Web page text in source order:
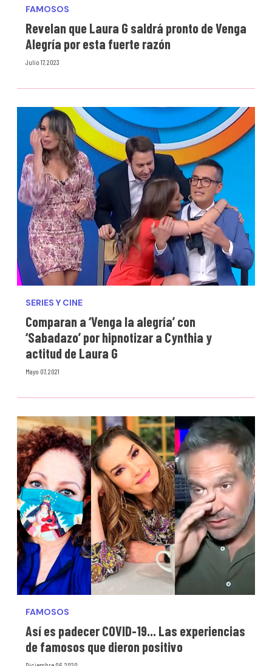
FAMOSOS
Revelan que Laura G saldrá pronto de Venga
Alegría por esta fuerte razón
Julio 17, 2023
SERIES Y CINE
Comparan a ‘Venga la alegría’ con
‘Sabadazo’ por hipnotizar a Cynthia y
actitud de Laura G
Mayo 07, 2021
FAMOSOS
Así es padecer COVID-19... Las experiencias
de famosos que dieron positivo